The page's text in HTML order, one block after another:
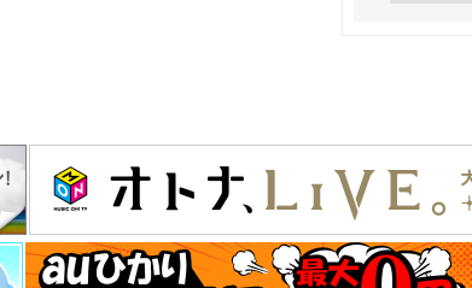
23:00
SUPER EIGHT特集
24:00
25:00
エムオン! ヒッツ